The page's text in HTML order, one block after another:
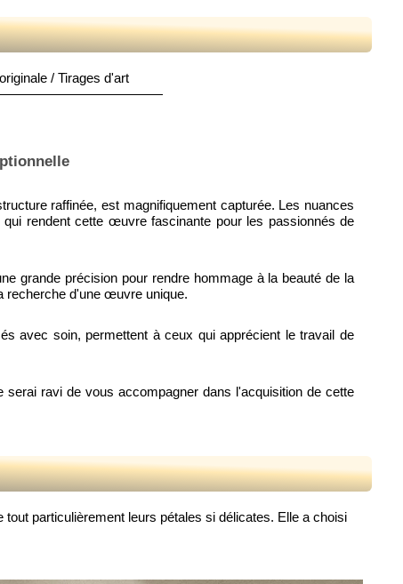
/ Tirages d'art
raffinée, est magnifiquement capturée. Les nuances
rendent cette œuvre fascinante pour les passionnés de
grande précision pour rendre hommage à la beauté de la
recherche d'une œuvre unique.
avec soin, permettent à ceux qui apprécient le travail de
ravi de vous accompagner dans l'acquisition de cette
particulièrement leurs pétales si délicates. Elle a choisi